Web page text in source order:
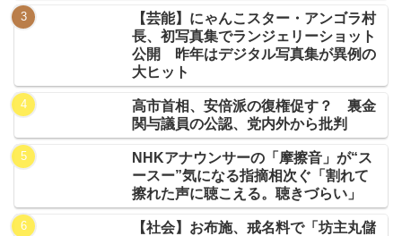
【芸能】にゃんこスター・アンゴラ村
長、初写真集でランジェリーショット
公開 昨年はデジタル写真集が異例の
大ヒット
高市首相、安倍派の復権促す？ 裏金
関与議員の公認、党内外から批判
NHKアナウンサーの「摩擦音」が“ス
ースー”気になる指摘相次ぐ「割れて
擦れた声に聴こえる。聴きづらい」
【社会】お布施、戒名料で「坊主丸儲